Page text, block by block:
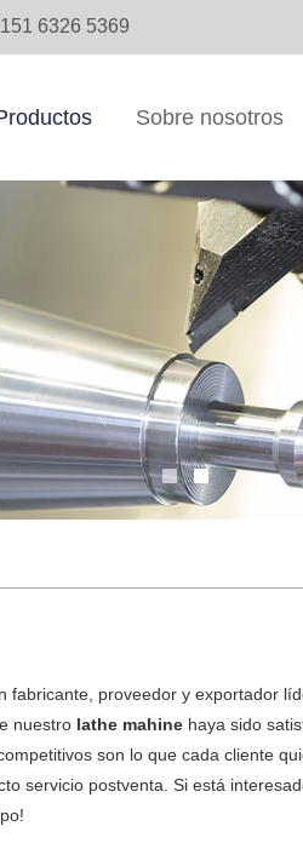
6326 5369
Sobre nosotros
fabricante, proveedor y exportador
nuestro lathe mahine haya sido
son lo que cada cliente
servicio postventa. Si está